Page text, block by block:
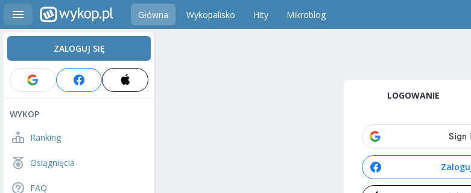
Główna Wykopalisko Hity Mikroblog
ZALOGUJ SIĘ
WYKOP
Ranking
Osiągnięcia
FAQ
LOGOWANIE